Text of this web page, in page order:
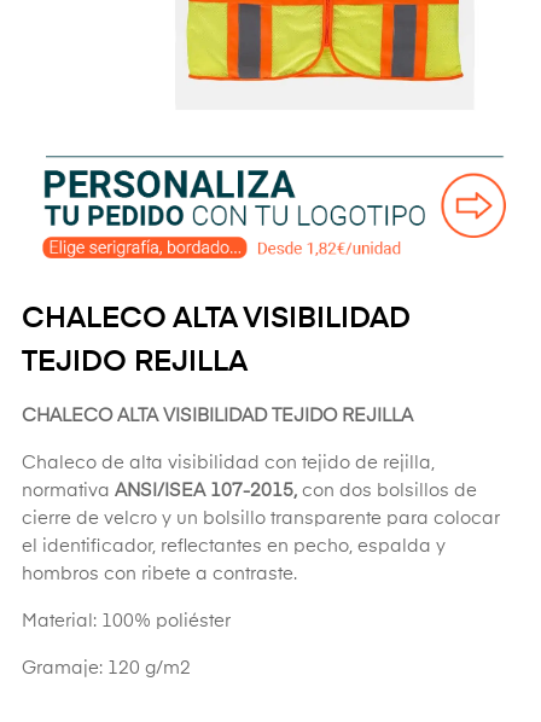
CHALECO ALTA VISIBILIDAD
TEJIDO REJILLA
CHALECO ALTA VISIBILIDAD TEJIDO REJILLA
Chaleco de alta visibilidad con tejido de rejilla,
normativa ANSI/ISEA 107-2015, con dos bolsillos de
cierre de velcro y un bolsillo transparente para colocar
el identificador, reflectantes en pecho, espalda y
hombros con ribete a contraste.
Material: 100% poliéster
Gramaje: 120 g/m2